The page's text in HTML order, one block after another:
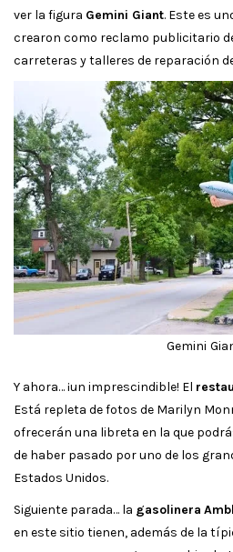
ver la figura Gemini Giant. Este es
crearon como reclamo publicitario
carreteras y talleres de reparación
Gemini
Y ahora… ¡un imprescindible! El
Está repleta de fotos de Marilyn
ofrecerán una libreta en la que
de haber pasado por uno de los
Estados Unidos.
Siguiente parada… la gasolinera
en este sitio tienen, además de la